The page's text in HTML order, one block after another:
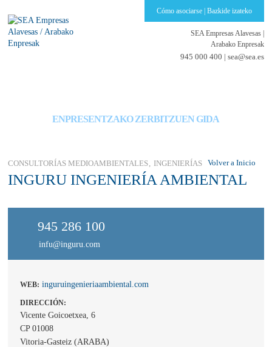
Cómo asociarse | Bazkide izateko
SEA Empresas Alavesas
Arabako Enpresak
945 000 400 | sea@sea.es
ENPRESENTZAKO ZERBITZUEN GIDA
Volver a Inicio
CONSULTORÍAS MEDIOAMBIENTALES INGENIERÍAS
INGURU INGENIERÍA AMBIENTAL
945 286 100
infu@inguru.com
WEB: inguruingenieriaambiental.com
DIRECCIÓN:
Vicente Goicoetxea, 6
CP 01008
Vitoria-Gasteiz (ARABA)